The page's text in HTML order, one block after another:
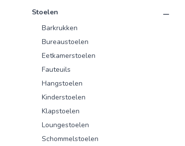
Stoelen
Barkrukken
Bureaustoelen
Eetkamerstoelen
Fauteuils
Hangstoelen
Kinderstoelen
Klapstoelen
Loungestoelen
Schommelstoelen